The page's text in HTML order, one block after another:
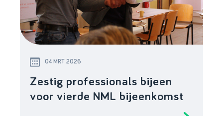
04 MRT 2026
Zestig professionals bijeen
voor vierde NML bijeenkomst